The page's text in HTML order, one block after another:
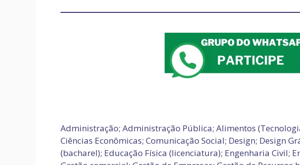
Administração; Administração Pública; Alimentos
Ciências Econômicas; Comunicação Social; Design; Design
(bacharel); Educação Física (licenciatura); Engenharia Civil;